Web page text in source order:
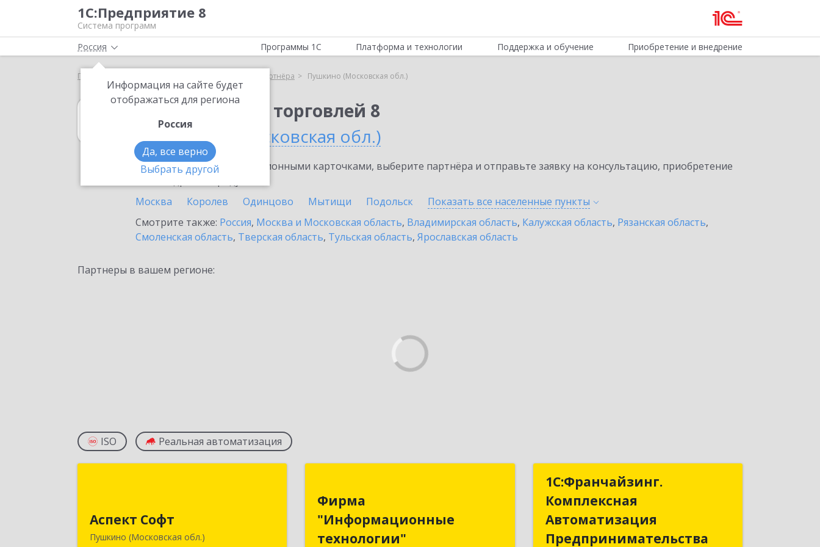
1С:Предприятие 8
Система программ
Россия
Информация на сайте будет
отображаться для региона
Россия
Да, все верно
Выбрать другой
Программы 1С Платформа и технологии Поддержка и обучение Приобретение и внедрение
Главная Выбор партнёра Пушкино (Московская обл.)
1С:Управление торговлей 8
в Пушкино (Московская обл.)
Ознакомьтесь с информационными карточками, выберите партнёра и отправьте заявку на консультацию, приобретение
Москва
Королев Одинцово Мытищи Подольск Показать все населенные пункты
Смотрите также: Россия, Москва и Московская область, Владимирская область, Калужская область, Рязанская область,
Смоленская область, Тверская область, Тульская область, Ярославская область
Партнеры в вашем регионе:
ISO Реальная автоматизация
Аспект Софт
Пушкино (Московская обл.)
141205, Московская обл, Пушкинский
р-н, Пушкино г, Московский пр-кт,
дом № 44, пом.4
Фирма
"Информационные
технологии"
технологии"
1С:Франчайзинг.
Комплексная
Автоматизация
Предпринимательства
1С:Франчайзинг.
Автоматизация
Предпринимательства